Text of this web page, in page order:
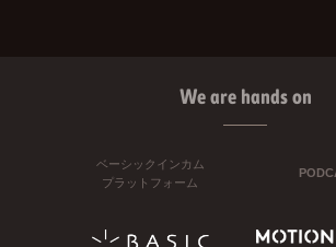
We are hands on
ベーシックインカム
プラットフォーム